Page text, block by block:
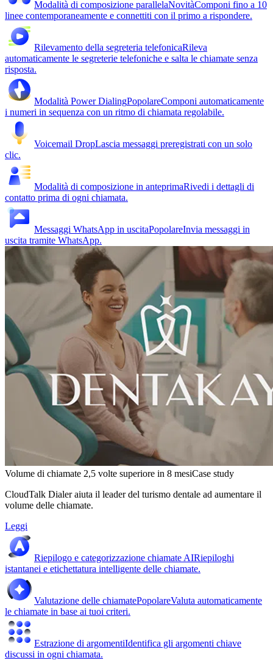
Modalità di composizione parallelaNovitàComponi fino a 10
linee contemporaneamente e connettiti con il primo a rispondere.
Rilevamento della segreteria telefonicaRileva
automaticamente le segreterie telefoniche e salta le chiamate senza
risposta.
Modalità Power DialingPopolareComponi automaticamente
i numeri in sequenza con un ritmo di chiamata regolabile.
Voicemail DropLascia messaggi preregistrati con un solo
clic.
Modalità di composizione in anteprimaRivedi i dettagli di
contatto prima di ogni chiamata.
Messaggi WhatsApp in uscitaPopolareInvia messaggi in
uscita tramite WhatsApp.
Volume di chiamate 2,5 volte superiore in 8 mesiCase study
CloudTalk Dialer aiuta il leader del turismo dentale ad aumentare il
volume delle chiamate.
Leggi
Riepilogo e categorizzazione chiamate AIRiepiloghi
istantanei e etichettatura intelligente delle chiamate.
Valutazione delle chiamatePopolareValuta automaticamente
le chiamate in base ai tuoi criteri.
Estrazione di argomentiIdentifica gli argomenti chiave
discussi in ogni chiamata.